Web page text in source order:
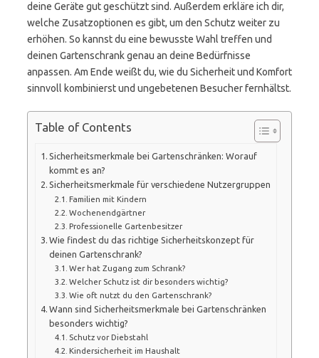
deine Geräte gut geschützt sind. Außerdem erkläre ich dir,
welche Zusatzoptionen es gibt, um den Schutz weiter zu
erhöhen. So kannst du eine bewusste Wahl treffen und
deinen Gartenschrank genau an deine Bedürfnisse
anpassen. Am Ende weißt du, wie du Sicherheit und Komfort
sinnvoll kombinierst und ungebetenen Besucher fernhältst.
Table of Contents
Sicherheitsmerkmale bei Gartenschränken: Worauf
kommt es an?
Sicherheitsmerkmale für verschiedene Nutzergruppen
Familien mit Kindern
Wochenendgärtner
Professionelle Gartenbesitzer
Wie findest du das richtige Sicherheitskonzept für
deinen Gartenschrank?
Wer hat Zugang zum Schrank?
Welcher Schutz ist dir besonders wichtig?
Wie oft nutzt du den Gartenschrank?
Wann sind Sicherheitsmerkmale bei Gartenschränken
besonders wichtig?
Schutz vor Diebstahl
Kindersicherheit im Haushalt